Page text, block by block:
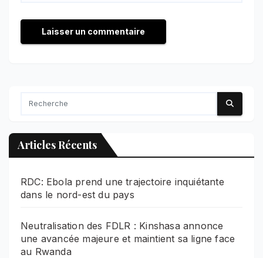
Articles Récents
RDC: Ebola prend une trajectoire inquiétante
dans le nord-est du pays
Neutralisation des FDLR : Kinshasa annonce
une avancée majeure et maintient sa ligne face
au Rwanda